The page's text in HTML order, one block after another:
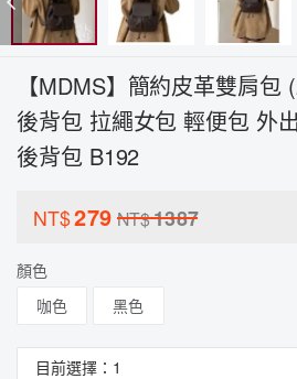
【MDMS】簡約皮革雙肩
後背包 拉繩女包 輕便包 外
後背包 B192
NT$279 NT$1387
顏色
咖色
黑色